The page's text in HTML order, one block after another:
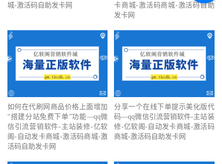
城-激活码自助发卡网
卡商城-激活码商城-激活码自助
发卡网
如何在代刷网商品价格上面增加
“搭建分站免费下单”功能—qq微
信引流营销软件-主站装修-亿软
阁-自动发卡商城-激活码商城-激
活码自助发卡网
分享一个在线下单提示美化版代
码—qq微信引流营销软件-主站装
修-亿软阁-自动发卡商城-激活码
商城-激活码自助发卡网